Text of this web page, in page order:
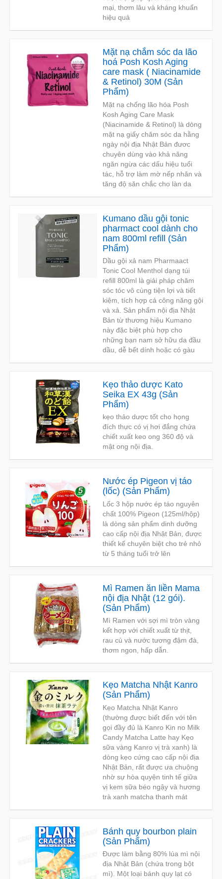
mại, thơm lâu và kháng khuẩn
hiệu quả
Mặt nạ chắm sóc da lão
hoá Posh Kosh Aging
care mask ( Niacinamide
& Retinol) 30M (Sản
Phẩm)
Mặt nạ chống lão hóa Posh
Kosh Aging Care Mask
(Niacinamide & Retinol) là dòng
mặt nạ giấy chăm sóc da hằng
ngày nội địa Nhật Bản đươc
chuyên dùng vào khả năng
ngăn ngừa các dấu hiệu tuổi
tác, hỗ trợ làm mờ nếp nhăn và
tăng độ săn chắc cho làn da
Kumano dầu gội tonic
pharmact cool dành cho
nam 800ml refill (Sản
Phẩm)
Dầu gội xả nam Pharmaact
Tonic Cool Menthol dạng túi
refill 800ml là giải pháp chăm
sóc tóc vô cùng tiện lợi và tiết
kiệm, tích hợp cả công năng gội
và xả. Sản phẩm nội địa Nhật
Bản từ thương hiệu Kumano
này đặc biệt phù hợp cho
những bạn nam sở hữu da đầu
dầu, dễ bết dính hoặc có gàu
Kẹo thảo dược Kato
Seika EX 43g (Sản
Phẩm)
kẹo thảo dược tốt cho họng
đích thực có vị hơi đắng chứa
chiết xuất keo ong 360 độ và
mật ong nội địa.
Nước ép Pigeon vị táo
(lốc) (Sản Phẩm)
Lốc 3 hộp nước ép táo nguyên
chất 100% Pigeon (125ml/hộp)
là dòng sản phẩm dinh dưỡng
cao cấp nội địa Nhật Bản, được
thiết kế chuyên biệt cho trẻ nhỏ
từ 5 tháng tuổi trở lên
Mì Ramen ăn liền Mama
nội địa Nhật (12 gói).
(Sản Phẩm)
Mì Ramen với sợi mì tròn vàng
kết hợp với chiết xuất từ thịt,
rau củ và nước tương đậm đà,
thơm ngon, hấp dẫn.
Kẹo Matcha Nhật Kanro
(Sản Phẩm)
Kẹo Matcha Nhật Kanro
(thường được biết đến với tên
gọi đầy đủ là Kanro Kin no Milk
Candy Matcha Latte hay Kẹo
sữa vàng Kanro vị trà xanh) là
dòng kẹo cứng cao cấp nội địa
Nhật Bản, rất được ưa chuộng
nhờ sự hòa quyện tinh tế giữa
vị kem sữa béo ngậy và hương
trà xanh matcha thanh mát
Bánh quy bourbon plain
(Sản Phẩm)
Được làm bằng 80% lúa mì nội
địa Nhật Bản (chứa trong bột
mì). Một loại bánh quy lạt có